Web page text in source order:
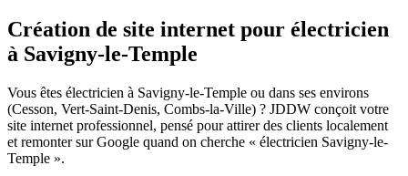
Création de site internet pour électricien
à Savigny-le-Temple
Vous êtes électricien à Savigny-le-Temple ou dans ses environs
(Cesson, Vert-Saint-Denis, Combs-la-Ville) ? JDDW conçoit votre
site internet professionnel, pensé pour attirer des clients localement
et remonter sur Google quand on cherche « électricien Savigny-le-
Temple ».